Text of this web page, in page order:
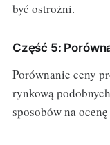
być ostrożni.
Część 5:
Porównanie ceny
rynkową
sposobów na